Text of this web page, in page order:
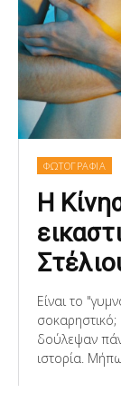
ΦΩΤΟΓΡΑΦΙΑ
Η
Είναι το
δούλεψαν
ιστορία.